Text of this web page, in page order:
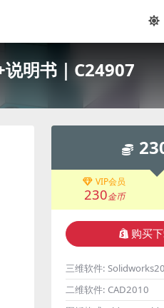
明书｜C24907
VIP会员
230金币
购买
三维软件:
二维软件: CAD2010